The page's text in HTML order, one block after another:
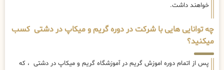
خواهند داشت.
چه توانایی هایی با شرکت در دوره گریم و میکاپ در دشتی کسب
میکنید؟
پس از اتمام دوره اموزش گریم در آموزشگاه گریم و میکاپ در دشتی ، که